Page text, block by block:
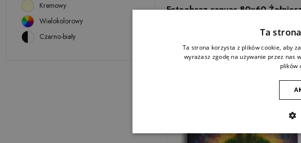
Kremowy
Wielokolorowy
Czarno-biały
Fotoobraz canvas 80x60
Ta
Ta strona korzysta z plików cookie, aby
wyrażasz zgodę na używanie przez nas
plików